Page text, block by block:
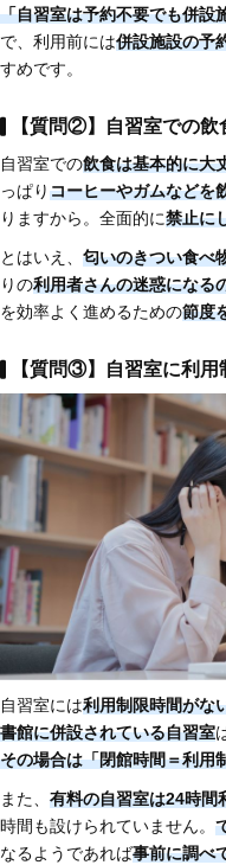
「自習室は予約不要でも併設
で、利用前には併設施設の予
すめです。
【質問②】自習室での飲
自習室での飲食は基本的に大
っぱりコーヒーやガムなどを
りますから。全面的に禁止に
とはいえ、 匂いのきつい食べ
りの利用者さんの迷惑になる
を効率よく進めるための節度
【質問③】自習室に利用
自習室には利用制限時間がな
書館に併設されている自習室
その場合は「閉館時間＝利用
また、 有料の自習室は24時間
時間も設けられていません。
なるようであれば事前に調べ